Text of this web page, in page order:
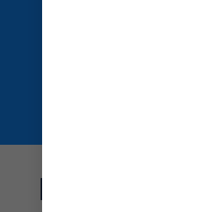
de entrada
EXPLORA MÁS